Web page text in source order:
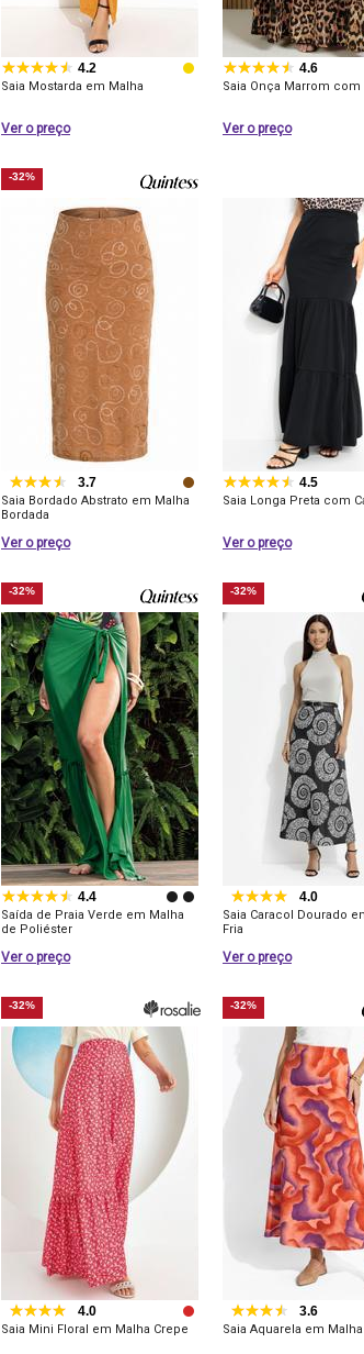
4.2
Saia Mostarda em Malha
Ver o preço
4.6
Saia Onça Marrom com
Ver o preço
-32%
3.7
Saia Bordado Abstrato em Malha
Bordada
Ver o preço
4.5
Saia Longa Preta com
Ver o preço
-32%
4.4
Saída de Praia Verde em Malha
de Poliéster
Ver o preço
-32%
4.0
Saia Caracol Dourado
Fria
Ver o preço
-32%
4.0
Saia Mini Floral em Malha Crepe
-32%
3.6
Saia Aquarela em Malha